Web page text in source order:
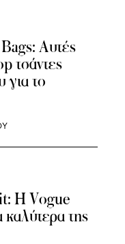
Αυτές
τσάντες
για το
H Vogue
καλύτερα της